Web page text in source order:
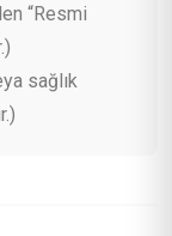
“Resmi
sağlık